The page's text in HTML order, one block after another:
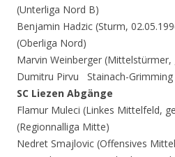
(Unterliga Nord B)
Benjamin Hadzic (Sturm,
(Oberliga Nord)
Marvin Weinberger (Mittelstürmer,
Dumitru Pirvu Stainach-Grimming
SC Liezen Abgänge
Flamur Muleci (Linkes Mittelfeld,
(Regionnalliga Mitte)
Nedret Smajlovic (Offensives